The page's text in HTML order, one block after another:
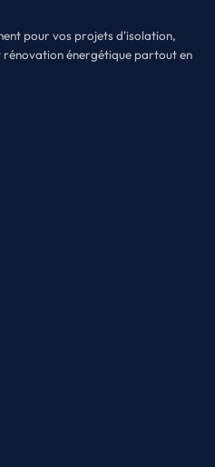
pour vos projets d'isolation,
énergétique partout en